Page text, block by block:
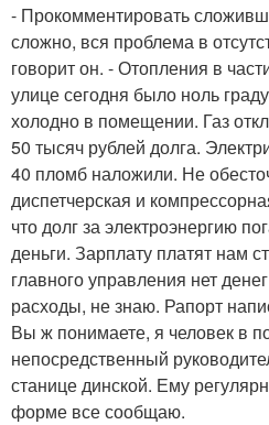
- Прокомментировать
сложно, вся проблема в
говорит он. - Отопления в
улице сегодня было ноль
холодно в помещении. Газ
50 тысяч рублей долга.
40 пломб наложили. Не
диспетчерская и
что долг за электроэнергию
деньги. Зарплату платят нам
главного управления нет
расходы, не знаю. Рапорт
Вы ж понимаете, я человек в
непосредственный
станице динской. Ему
форме все сообщаю.